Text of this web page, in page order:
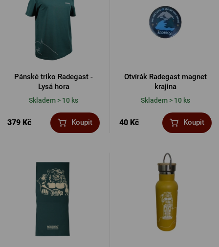
Pánské triko Radegast -
Lysá hora
Skladem > 10 ks
379 Kč Koupit
Otvírák Radegast magnet
krajina
Skladem > 10 ks
40 Kč Koupit